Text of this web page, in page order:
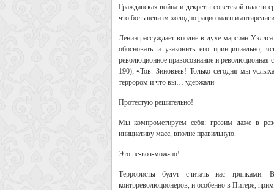
Гражданская война и декреты советской власти
что большевизм холодно рационален и
Ленин рассуждает вполне в духе марсиан
обосновать и узаконить его
революционное правосознание и
190); «Тов. Зиновьев! Только сегодня мы
террором и что вы… удержали
Протестую решительно!
Мы компрометируем себя: грозим даже в
инициативу масс, вполне правильную.
Это не-воз-мож-но!
Террористы будут считать нас тряпками.
контрреволюционеров, и особенно в Питере,